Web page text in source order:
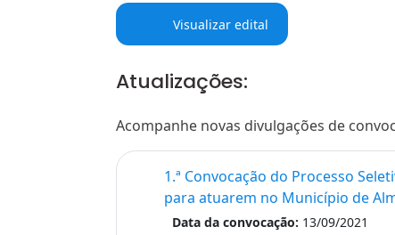
Visualizar edital
Atualizações:
Acompanhe novas divulgações de
1.ª Convocação do Processo
para atuarem no Município de
Data da convocação: 13/09/2021